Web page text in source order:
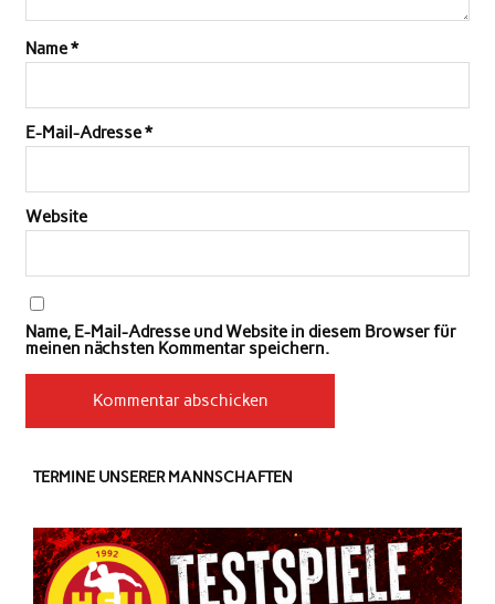
Name*
E-Mail-Adresse*
Website
Name, E-Mail-Adresse und Website in diesem Browser für
meinen nächsten Kommentar speichern.
TERMINE UNSERER MANNSCHAFTEN